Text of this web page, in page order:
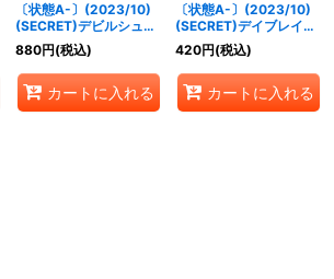
〔状態A-〕(2023/10)
(SECRET)デビルシュー
ターカミュ【M-SEC】
{BS65-017}《紫》
880円(税込)
カートに入れる
〔状態A-〕(2023/10)
(SECRET)デイブレイカ
ーレーヴ【M-SEC】
{BS65-045}《青》
420円(税込)
カートに入れる